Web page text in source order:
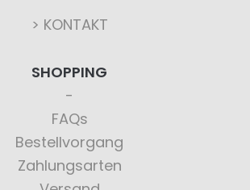
> KONTAKT
SHOPPING
FAQs
Bestellvorgang
Zahlungsarten